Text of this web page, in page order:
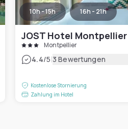
10h - 15h 16h - 21h
JOST Hotel
Montpellier
4.4/5|3 Bewertungen
Kostenlose Stornierung
Zahlung im Hotel